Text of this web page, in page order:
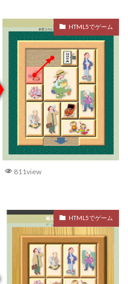
HTML5でゲーム
811view
HTML5でゲーム